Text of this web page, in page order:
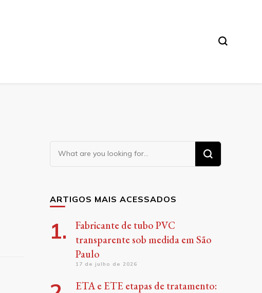
Looking
for
ARTIGOS MAIS ACESSADOS
Fabricante de tubo PVC
transparente sob medida em São
Paulo
17 de julho de 2026
ETA e ETE etapas de tratamento: